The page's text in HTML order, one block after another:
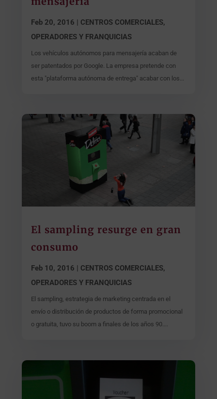
Feb 20, 2016 | CENTROS COMERCIALES,
OPERADORES Y FRANQUICIAS
Los vehículos autónomos para mensajería acaban de
ser patentados por Google. La empresa pretende con
esta "plataforma autónoma de entrega" acabar con los...
El sampling resurge en gran
consumo
Feb 10, 2016
CENTROS COMERCIALES,
OPERADORES Y FRANQUICIAS
El sampling, estrategia de marketing centrada en el
envío o distribución de productos de forma promocional
o gratuita, tuvo su boom a finales de los años 90....